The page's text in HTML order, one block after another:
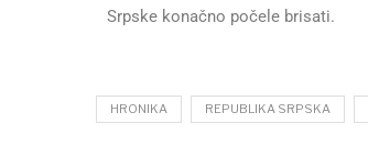
Srpske konačno počele brisati.
HRONIKA REPUBLIKA SRPSKA